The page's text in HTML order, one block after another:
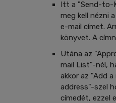
Itt a "Send-to-
meg kell nézni
e-mail címet.
könyvet. A
Utána az
mail List"-nél,
akkor az "Add
address"-szel
címedét, ezzel